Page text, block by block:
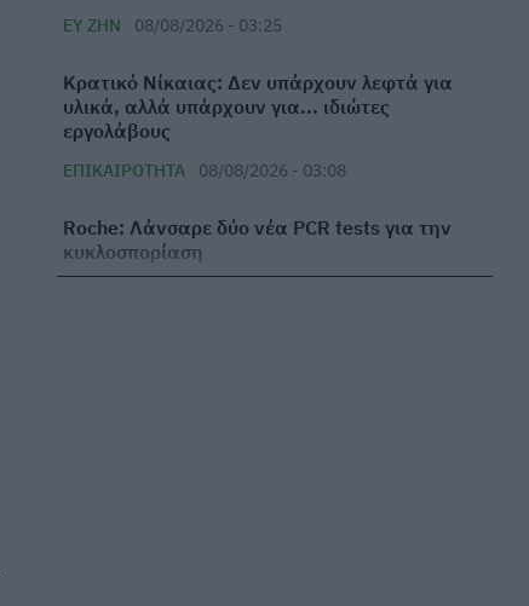
ΕΥ ΖΗΝ 08/08/2026 - 03:25
Κρατικό Νίκαιας: Δεν υπάρχουν λεφτά για
υλικά, αλλά υπάρχουν για... ιδιώτες
εργολάβους
ΕΠΙΚΑΙΡΌΤΗΤΑ 08/08/2026 - 03:08
Roche: Λάνσαρε δύο νέα PCR tests για την
κυκλοσπορίαση